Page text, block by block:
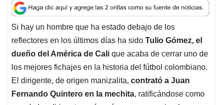
a
t
s
A
p
p
c
e
b
o
o
k
n
k
e
d
I
n
a
i
r
e
a
d
s
Si hay un hombre que ha estado debajo de los
reflectores en los últimos días ha sido Tulio Gómez, el
dueño del América de Cali que acaba de cerrar uno de
los mejores fichajes en la historia del fútbol colombiano.
El dirigente, de origen manizalita, contrató a Juan
Fernando Quintero en la mechita, ratificándose como